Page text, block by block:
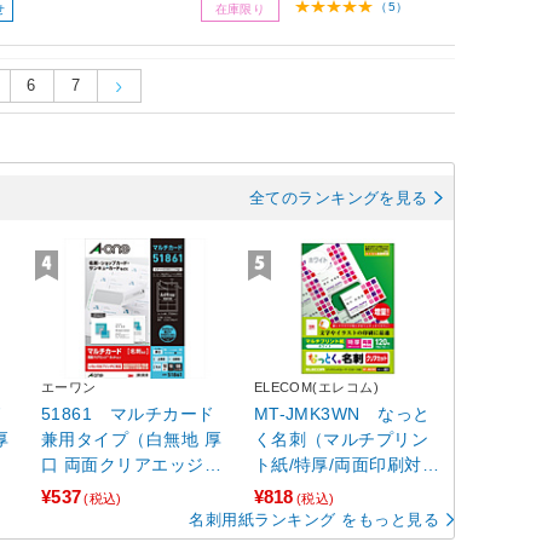
在庫限り （5）
6 7
全てのランキングを見る
エーワン
51861 マルチカード
兼用タイプ（白無地 厚
口 両面クリアエッジタ
イプ A4判 10面 名刺サ
イズ/10シート入り）
¥537(税込)
ELECOM(エレコム)
MT-JMK3WN なっと
く名刺（マルチプリン
ト紙/特厚/両面印刷対
応/A4/10面/12シート）
【864】
¥818 (税込)
名刺用紙ランキング をもっと見る